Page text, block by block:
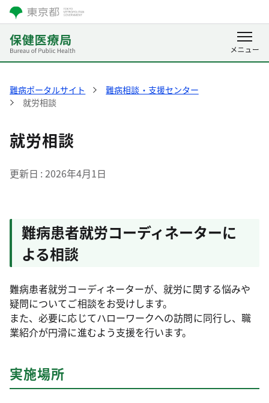
難病ポータルサイト
難病相談・支援センター
就労相談
就労相談
更新日 2026年4月1日
難病患者就労コーディネーターに
よる相談
難病患者就労コーディネーターが、就労に関する悩みや
疑問についてご相談をお受けします。
また、必要に応じてハローワークへの訪問に同行し、職
業紹介が円滑に進むよう支援を行います。
実施場所